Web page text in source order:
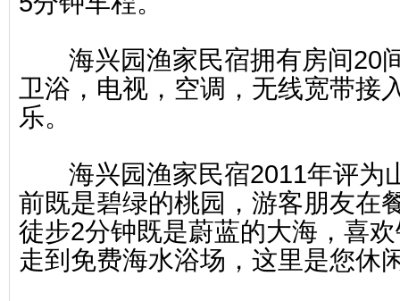
海兴园渔家民宿拥有房间20
卫浴，电视，空调，无线宽带接
乐。
海兴园渔家民宿2011年评为
前既是碧绿的桃园，游客朋友在
徒步2分钟既是蔚蓝的大海，喜
走到免费海水浴场，这里是您休